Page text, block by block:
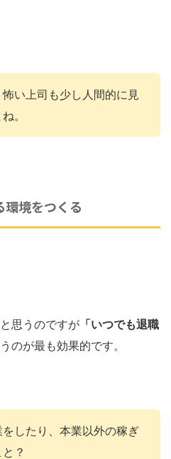
い上司も少し人間的に見
。
境をつくる
思うのですが 「いつでも退職
のが最も効果的です。
をしたり、本業以外の稼ぎ
？